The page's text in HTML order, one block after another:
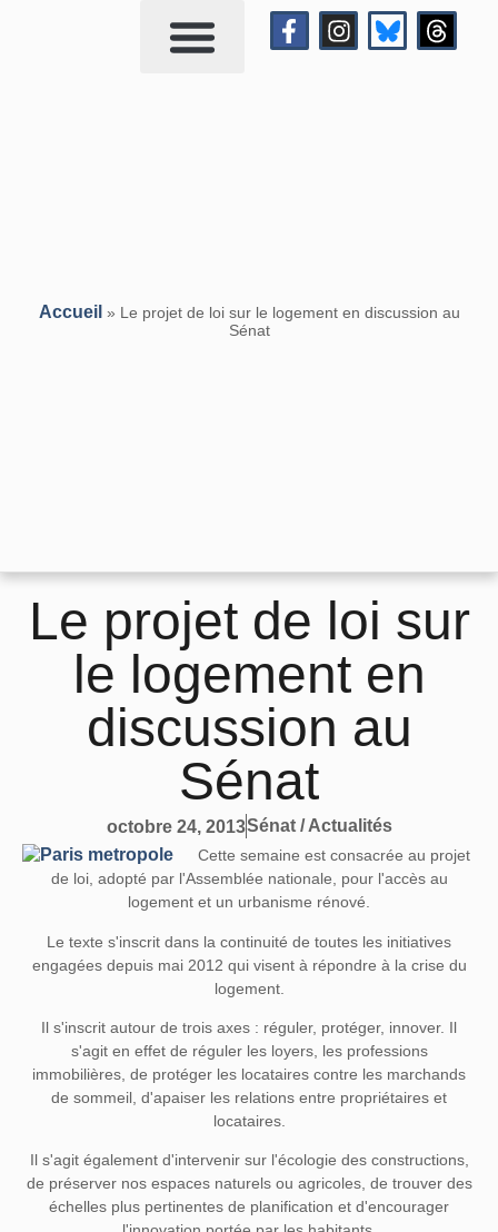
Accueil » Le projet de loi sur le logement en discussion au
Sénat
Le projet de loi sur
le logement en
discussion au
Sénat
octobre 24, 2013Sénat / Actualités
Cette semaine est consacrée au projet
de loi, adopté par l'Assemblée nationale, pour l'accès au
logement et un urbanisme rénové.
Le texte s'inscrit dans la continuité de toutes les initiatives
engagées depuis mai 2012 qui visent à répondre à la crise du
logement.
Il s'inscrit autour de trois axes : réguler, protéger, innover. Il
s'agit en effet de réguler les loyers, les professions
immobilières, de protéger les locataires contre les marchands
de sommeil, d'apaiser les relations entre propriétaires et
locataires.
Il s'agit également d'intervenir sur l'écologie des constructions,
de préserver nos espaces naturels ou agricoles, de trouver des
échelles plus pertinentes de planification et d'encourager